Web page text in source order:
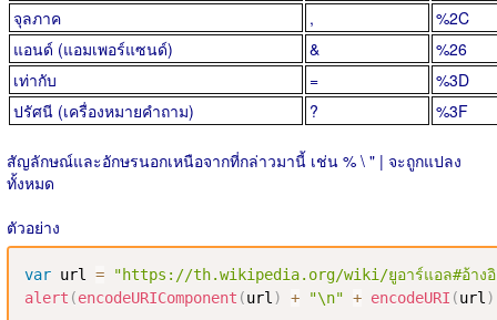
จุลภาค
,
%2C
แอนด์ (แอมเพอร์แซนด์)
&
%26
เท่ากับ
=
%3D
ปรัศนี (เครื่องหมายคำถาม)
? %3F
สัญลักษณ์และอักษรนอกเหนือจากที่กล่าวมานี้ เช่น % \ " | จะถูกแปลง
ทั้งหมด
ตัวอย่าง
var url =
"https://th.wikipedia.org/wiki/ยูอาร์แอล#อ้าง
alert (encodeURIComponent (url ) + "\n" + encodeURI (url )